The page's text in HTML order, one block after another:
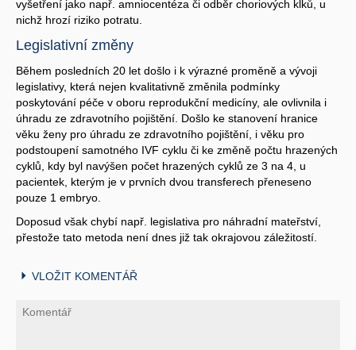
vyšetření jako např. amniocentéza či odběr choriových klků, u
nichž hrozí riziko potratu.
Legislativní změny
Během posledních 20 let došlo i k výrazné proměně a vývoji
legislativy, která nejen kvalitativně změnila podmínky
poskytování péče v oboru reprodukční medicíny, ale ovlivnila i
úhradu ze zdravotního pojištění. Došlo ke stanovení hranice
věku ženy pro úhradu ze zdravotního pojištění, i věku pro
podstoupení samotného IVF cyklu či ke změně počtu hrazených
cyklů, kdy byl navýšen počet hrazených cyklů ze 3 na 4, u
pacientek, kterým je v prvních dvou transferech přeneseno
pouze 1 embryo.
Doposud však chybí např. legislativa pro náhradní mateřství,
přestože tato metoda není dnes již tak okrajovou záležitostí.
VLOŽIT KOMENTÁŘ